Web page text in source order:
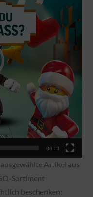
00:13
Artikel aus
Sortiment
beschenken: